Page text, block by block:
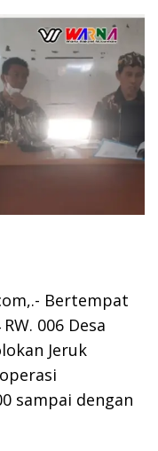
Bertempat
006 Desa
Jeruk
sampai dengan